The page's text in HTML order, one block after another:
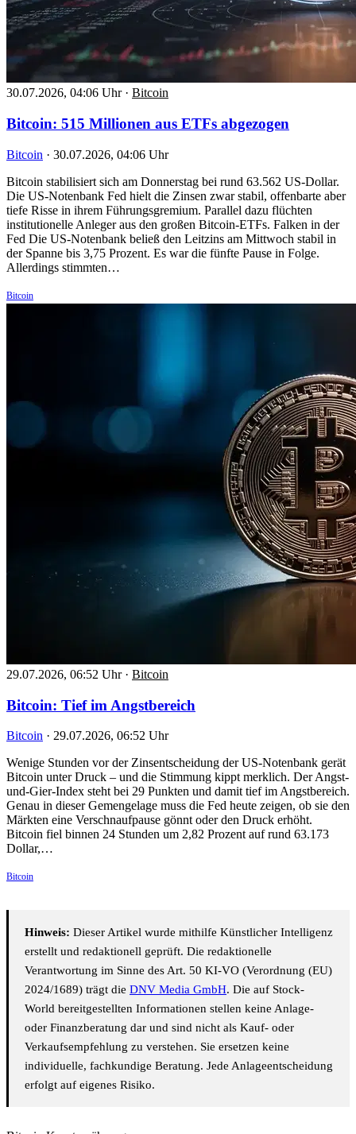
30.07.2026, 04:06 Uhr · Bitcoin
Bitcoin: 515 Millionen aus ETFs abgezogen
Bitcoin · 30.07.2026, 04:06 Uhr
Bitcoin stabilisiert sich am Donnerstag bei rund 63.562 US-Dollar.
Die US-Notenbank Fed hielt die Zinsen zwar stabil, offenbarte aber
tiefe Risse in ihrem Führungsgremium. Parallel dazu flüchten
institutionelle Anleger aus den großen Bitcoin-ETFs. Falken in der
Fed Die US-Notenbank beließ den Leitzins am Mittwoch stabil in
der Spanne bis 3,75 Prozent. Es war die fünfte Pause in Folge.
Allerdings stimmten…
Bitcoin
29.07.2026, 06:52 Uhr · Bitcoin
Bitcoin: Tief im Angstbereich
Bitcoin · 29.07.2026, 06:52 Uhr
Wenige Stunden vor der Zinsentscheidung der US-Notenbank gerät
Bitcoin unter Druck – und die Stimmung kippt merklich. Der Angst-
und-Gier-Index steht bei 29 Punkten und damit tief im Angstbereich.
Genau in dieser Gemengelage muss die Fed heute zeigen, ob sie den
Märkten eine Verschnaufpause gönnt oder den Druck erhöht.
Bitcoin fiel binnen 24 Stunden um 2,82 Prozent auf rund 63.173
Dollar,…
Bitcoin
Hinweis: Dieser Artikel wurde mithilfe Künstlicher Intelligenz
erstellt und redaktionell geprüft. Die redaktionelle
Verantwortung im Sinne des Art. 50 KI-VO (Verordnung (EU)
2024/1689) trägt die DNV Media GmbH. Die auf Stock-
World bereitgestellten Informationen stellen keine Anlage-
oder Finanzberatung dar und sind nicht als Kauf- oder
Verkaufsempfehlung zu verstehen. Sie ersetzen keine
individuelle, fachkundige Beratung. Jede Anlageentscheidung
erfolgt auf eigenes Risiko.